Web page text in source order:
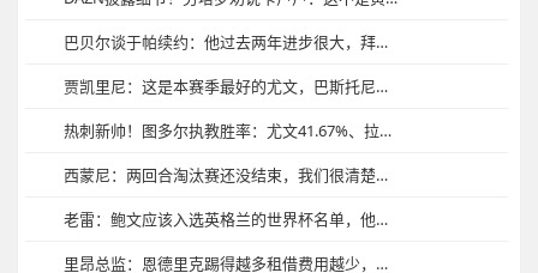
巴贝尔谈于帕续约：他过去两年进步很大，拜仁对他的能力充满信心
贾凯里尼：这是本赛季最好的尤文，巴斯托尼造红牌后不该那样庆祝
热刺新帅！图多尔执教胜率：尤文41.67%、拉齐奥54.55%
西蒙尼：两回合淘汰赛还没结束，我们很清楚面对的是怎样的对手
老雷：鲍文应该入选英格兰的世界杯名单，他是西汉姆的灵魂人物
里昂总监：恩德里克踢得越多租借费用越少，去年就在考虑引进他